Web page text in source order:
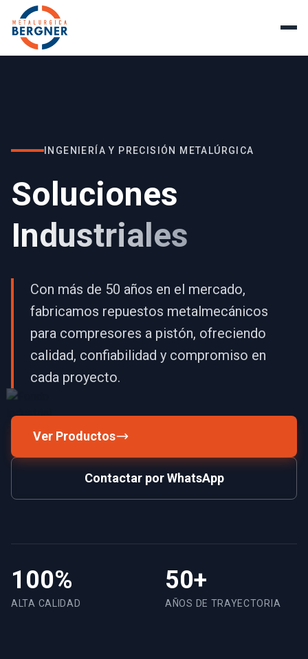
INGENIERÍA Y PRECISIÓN METALÚRGICA
Soluciones
Industriales
Con más de 50 años en el mercado,
fabricamos repuestos metalmecánicos
para compresores a pistón, ofreciendo
calidad, confiabilidad y compromiso en
cada proyecto.
Ver Productos
Contactar por WhatsApp
100%
ALTA CALIDAD
50+
AÑOS DE TRAYECTORIA